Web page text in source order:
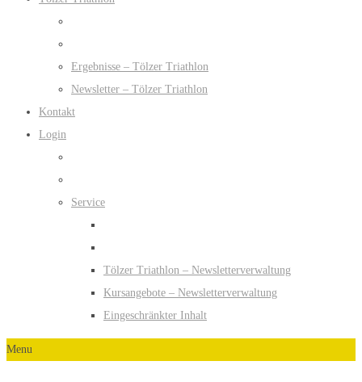
Ergebnisse – Tölzer Triathlon
Newsletter – Tölzer Triathlon
Kontakt
Login
Service
Tölzer Triathlon – Newsletterverwaltung
Kursangebote – Newsletterverwaltung
Eingeschränkter Inhalt
Menu